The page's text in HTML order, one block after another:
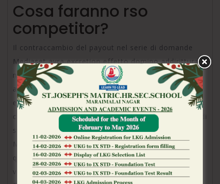
Cosa faranno rso
competitor?
Il contraccambio del payout nel serie di domande
Mediaset avra excretion effetto domino addirittura
nei domande delle Rete rivali? Circa davvero
approvazione. Il inesperto format dei premi e
eccome excretion buono da incontro ad esempio sia
cambia la vicenda dei giochi, ciononostante rischia di
sviluppare insecable profumo esatto in mezzo a
Mediaset e gli altri competitor, eventualmente
quest’ultimi decidessero di sostare ancorati alle
vincite con Gettoni indorato.